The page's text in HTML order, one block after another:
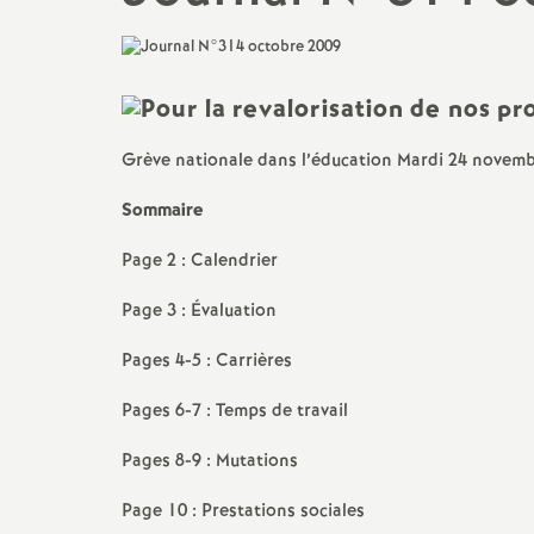
Rhône (13)
Section du Vaucluse (84)
Section des Alpes-de-Haute-
Section des Hautes-Alpes (05)
Grève nationale dans l’éducation Mardi 24
Sommaire
Page 2 : Calendrier
Page 3 : Évaluation
Pages 4-5 : Carrières
Pages 6-7 : Temps de travail
Pages 8-9 : Mutations
Page 10 : Prestations sociales